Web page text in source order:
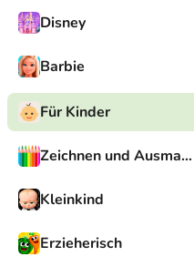
Disney
Barbie
Für Kinder
Zeichnen und Ausmalen
Kleinkind
Erzieherisch